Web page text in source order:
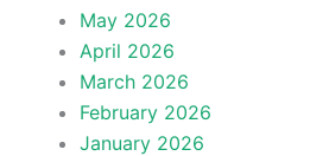
May 2026
April 2026
March 2026
February 2026
January 2026